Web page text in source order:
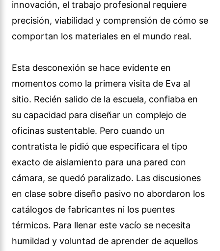
innovación, el trabajo profesional requiere
precisión, viabilidad y comprensión de cómo se
comportan los materiales en el mundo real.
Esta desconexión se hace evidente en
momentos como la primera visita de Eva al
sitio. Recién salido de la escuela, confiaba en
su capacidad para diseñar un complejo de
oficinas sustentable. Pero cuando un
contratista le pidió que especificara el tipo
exacto de aislamiento para una pared con
cámara, se quedó paralizado. Las discusiones
en clase sobre diseño pasivo no abordaron los
catálogos de fabricantes ni los puentes
térmicos. Para llenar este vacío se necesita
humildad y voluntad de aprender de aquellos